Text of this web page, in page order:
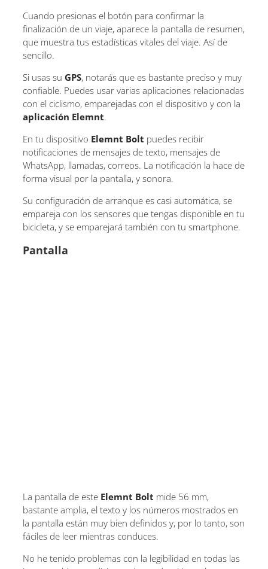
Cuando presionas el botón para confirmar la
finalización de un viaje, aparece la pantalla de resumen,
que muestra tus estadísticas vitales del viaje. Así de
sencillo.
Si usas su GPS, notarás que es bastante preciso y muy
confiable. Puedes usar varias aplicaciones relacionadas
con el ciclismo, emparejadas con el dispositivo y con la
aplicación Elemnt.
En tu dispositivo Elemnt Bolt puedes recibir
notificaciones de mensajes de texto, mensajes de
WhatsApp, llamadas, correos. La notificación la hace de
forma visual por la pantalla, y sonora.
Su configuración de arranque es casi automática, se
empareja con los sensores que tengas disponible en tu
bicicleta, y se emparejará también con tu smartphone.
Pantalla
La pantalla de este Elemnt Bolt mide 56 mm,
bastante amplia, el texto y los números mostrados en
la pantalla están muy bien definidos y, por lo tanto, son
fáciles de leer mientras conduces.
No he tenido problemas con la legibilidad en todas las